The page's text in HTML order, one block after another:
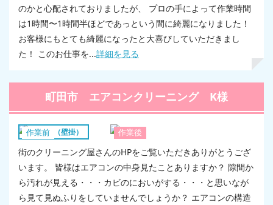
のかと心配されておりましたが、 プロの手によって作業時間
は1時間〜1時間半ほどであっという間に綺麗になりました！
お客様にもとても綺麗になったと大喜びしていただきまし
た！ このお仕事を...詳細を見る
町田市 エアコンクリーニング K様
作業前 作業後
エアコン（壁掛）
街のクリーニング屋さんのHPをご覧いただきありがとうござ
います。 皆様はエアコンの中身見たことありますか？ 隙間か
ら汚れが見える・・・カビのにおいがする・・・と思いなが
ら見て見ぬふりをしていませんでしょうか？ エアコンの構造